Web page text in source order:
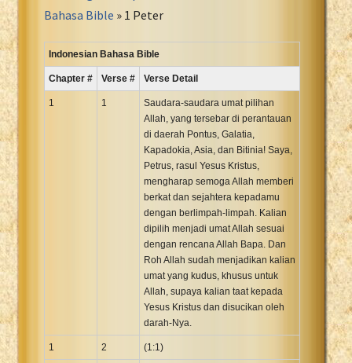
Russian Synodal 1876 Bible
Russian Synodal Bible Win-1251
Spanish RV 1909 Bible
Spanish Sag. Escrituras 1569
Swahili New Testament
Tagalog John and James
Vietnamese 1934 Bible
Bahasa Bible » 1 Peter
Indonesian Bahasa Bible
Chapter # Verse # Verse Detail
1 1
Saudara-saudara umat pilihan
Allah, yang tersebar di perantauan
di daerah Pontus, Galatia,
Kapadokia, Asia, dan Bitinia! Saya,
Petrus, rasul Yesus Kristus,
mengharap semoga Allah memberi
berkat dan sejahtera kepadamu
dengan berlimpah-limpah. Kalian
dipilih menjadi umat Allah sesuai
dengan rencana Allah Bapa. Dan
Roh Allah sudah menjadikan kalian
umat yang kudus, khusus untuk
Allah, supaya kalian taat kepada
Yesus Kristus dan disucikan oleh
darah-Nya.
1 2 (1:1)